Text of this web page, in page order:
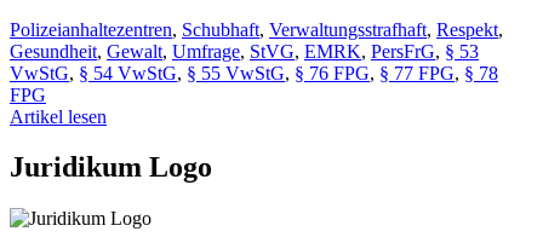
Polizeianhaltezentren, Schubhaft, Verwaltungsstrafhaft, Respekt,
Gesundheit, Gewalt, Umfrage, StVG, EMRK, PersFrG, § 53
VwStG, § 54 VwStG, § 55 VwStG, § 76 FPG, § 77 FPG, § 78
FPG
Artikel lesen
Juridikum Logo